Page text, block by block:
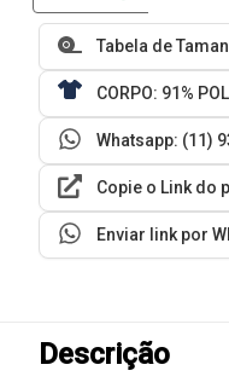
Tabela de
CORPO: 91%
Whatsapp: (11)
Copie o Link do
Enviar link por
Descrição